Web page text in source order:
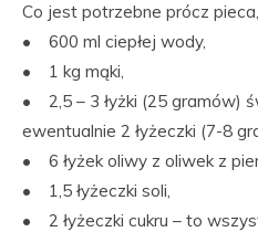
Co jest potrzebne prócz
• 600 ml ciepłej wody,
• 1 kg mąki,
• 2,5 – 3 łyżki (25 gramów)
ewentualnie 2 łyżeczki (7-8
• 6 łyżek oliwy z oliwek z
• 1,5 łyżeczki soli,
• 2 łyżeczki cukru – to